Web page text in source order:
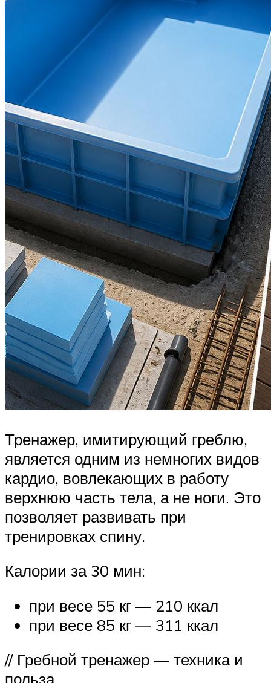
Тренажер, имитирующий греблю,
является одним из немногих видов
кардио, вовлекающих в работу
верхнюю часть тела, а не ноги. Это
позволяет развивать при
тренировках спину.
Калории за 30 мин:
при весе 55 кг — 210 ккал
при весе 85 кг — 311 ккал
// Гребной тренажер — техника и
польза